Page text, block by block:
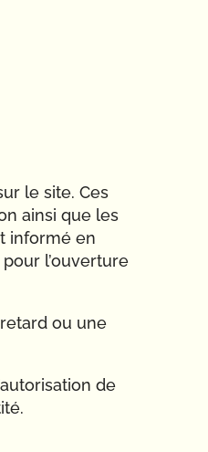
le site. Ces
ainsi que les
informé en
l’ouverture
ou une
de